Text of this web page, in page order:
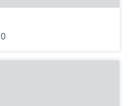
0